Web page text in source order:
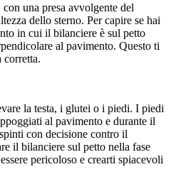
una presa avvolgente del
dello sterno. Per capire se hai
in cui il bilanciere è sul petto
al pavimento. Questo ti
corretta.
la testa, i glutei o i piedi. I piedi
al pavimento e durante il
con decisione contro il
il bilanciere sul petto nella fase
pericoloso e crearti spiacevoli